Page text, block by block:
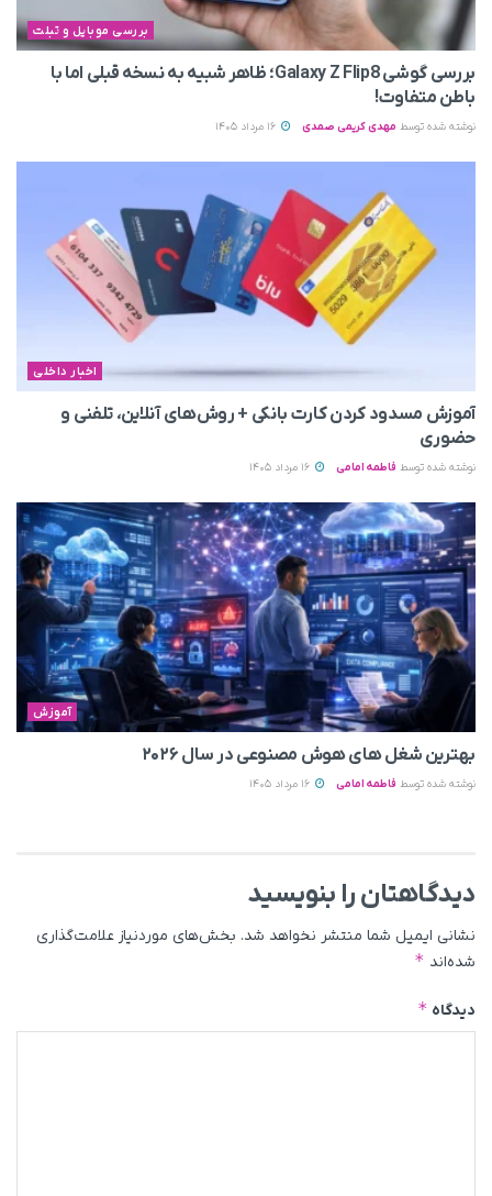
بررسی موبایل و تبلت
بررسی گوشی Galaxy Z Flip8؛ ظاهر شبیه به نسخه قبلی اما با
باطن متفاوت!
نوشته شده توسط مهدی کریمی صمدی
اخبار داخلی
آموزش مسدود کردن کارت بانکی + روش‌های آنلاین، تلفنی و
حضوری
نوشته شده توسط فاطمه امامی
آموزش
بهترین شغل های هوش مصنوعی در سال ۲۰۲۶
نوشته شده توسط فاطمه امامی
دیدگاهتان را بنویسید
نشانی ایمیل شما منتشر نخواهد شد. بخش‌های موردنیاز علامت‌گذاری
شده‌اند *
دیدگاه *